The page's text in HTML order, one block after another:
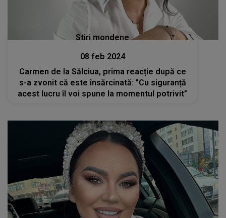
Stiri mondene
08 feb 2024
Carmen de la Sălciua, prima reacție după ce
s-a zvonit că este însărcinată: ”Cu siguranță
acest lucru îl voi spune la momentul potrivit”